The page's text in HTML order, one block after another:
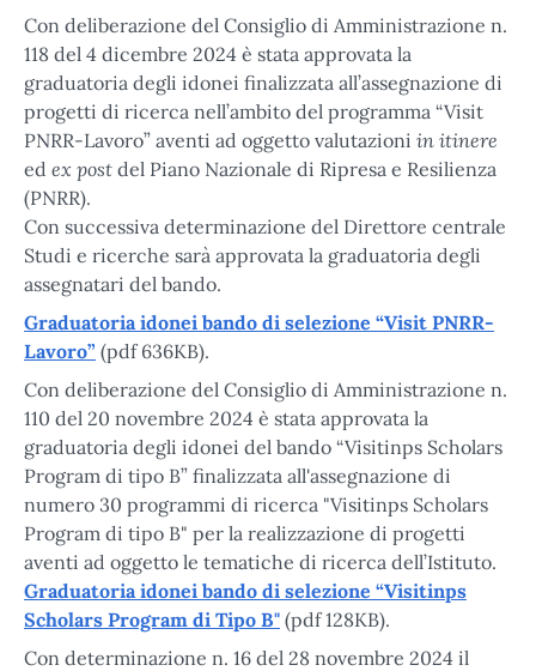
Con deliberazione del Consiglio di Amministrazione n.
118 del 4 dicembre 2024 è stata approvata la
graduatoria degli idonei finalizzata all’assegnazione di
progetti di ricerca nell’ambito del programma “Visit
PNRR-Lavoro” aventi ad oggetto valutazioni in itinere
ed ex post del Piano Nazionale di Ripresa e Resilienza
(PNRR).
Con successiva determinazione del Direttore centrale
Studi e ricerche sarà approvata la graduatoria degli
assegnatari del bando.
Graduatoria idonei bando di selezione “Visit PNRR-
Lavoro” (pdf 636KB).
Con deliberazione del Consiglio di Amministrazione n.
110 del 20 novembre 2024 è stata approvata la
graduatoria degli idonei del bando “Visitinps Scholars
Program di tipo B” finalizzata all'assegnazione di
numero 30 programmi di ricerca "Visitinps Scholars
Program di tipo B" per la realizzazione di progetti
aventi ad oggetto le tematiche di ricerca dell’Istituto.
Graduatoria idonei bando di selezione “Visitinps
Scholars Program di Tipo B" (pdf 128KB).
Con determinazione n. 16 del 28 novembre 2024 il